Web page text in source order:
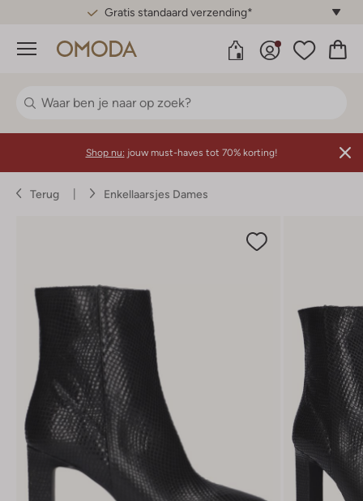
Gratis standaard verzending*
Menu
Shop nu: jouw must-haves tot 70% korting!
Terug Enkellaarsjes Dames